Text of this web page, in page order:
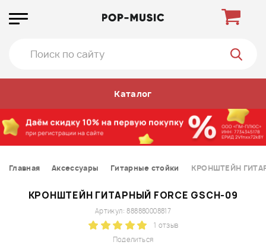
Каталог
Главная Аксессуары Гитарные стойки КРОНШТЕЙН
КРОНШТЕЙН ГИТАРНЫЙ FORCE GSCH-09
Поделиться
Артикул: 888880008817
1 отзыв